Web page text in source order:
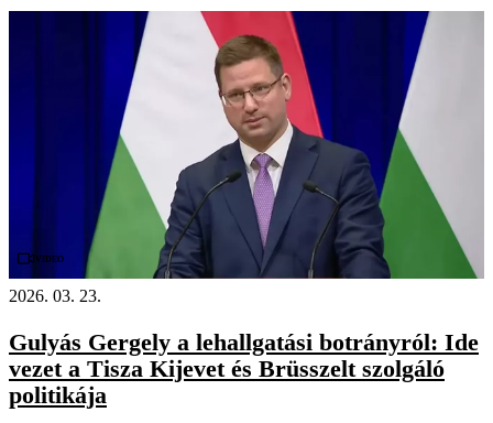
Videó
2026. 03. 23.
Gulyás Gergely a lehallgatási botrányról: Ide
vezet a Tisza Kijevet és Brüsszelt szolgáló
politikája